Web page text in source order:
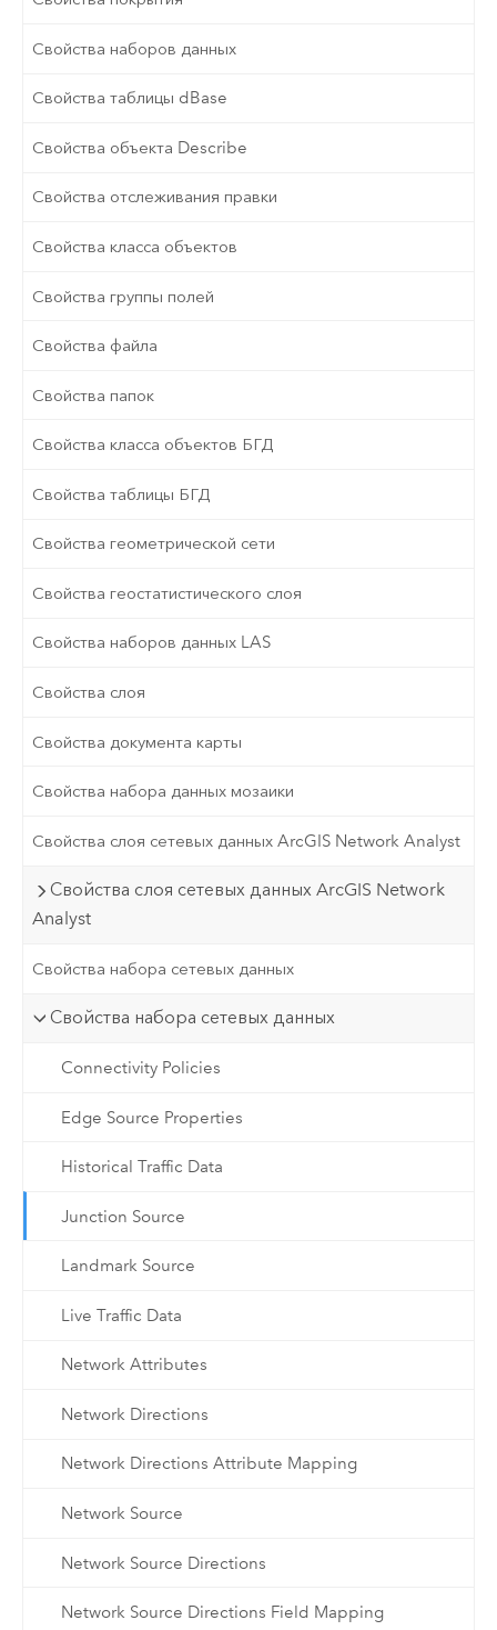
Свойства наборов данных
Свойства таблицы dBase
Свойства объекта Describe
Свойства отслеживания правки
Свойства класса объектов
Свойства группы полей
Свойства файла
Свойства папок
Свойства класса объектов БГД
Свойства таблицы БГД
Свойства геометрической сети
Свойства геостатистического слоя
Свойства наборов данных LAS
Свойства слоя
Свойства документа карты
Свойства набора данных мозаики
Свойства слоя сетевых данных ArcGIS Network Analyst
Свойства слоя сетевых данных ArcGIS Network
Analyst
Свойства набора сетевых данных
Свойства набора сетевых данных
Connectivity Policies
Edge Source Properties
Historical Traffic Data
Junction Source
Landmark Source
Live Traffic Data
Network Attributes
Network Directions
Network Directions Attribute Mapping
Network Source
Network Source Directions
Network Source Directions Field Mapping